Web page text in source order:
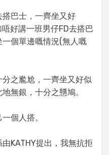
巴士，一齊坐又好
好講一班男仔FD去搭巴
個單邊嘅情況(無人嘅
之尷尬，一齊坐又好似
無銀，十分之戇鳩。
個人搭。
KATHY提出，我無抗拒